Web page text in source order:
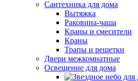
Сантехника для дома
Вытяжка
Раковина-чаша
Краны и смесители
Краны
Трапы и решетки
Двери межкомнатные
Освещение для дома